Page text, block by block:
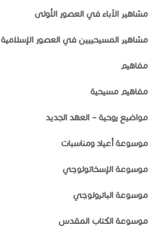
مشاهير الآباء في العصور الأولى
مشاهير المسيحييين في العصور الإسلامية
مفاهيم
مفاهيم مسيحية
مواضيع روحية – العهد الجديد
موسوعة أعياد ومناسبات
موسوعة الإسخاتولوجي
موسوعة الباترولوجي
موسوعة الكتاب المقدس